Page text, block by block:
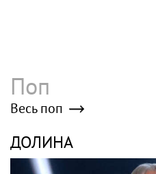
Поп
Весь поп
ДОЛИНА